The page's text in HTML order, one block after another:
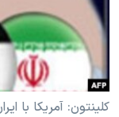
فرهنگ و زندگی
حقوق شهروندی
علم و فناوری
مستندها
انتخابات ریاست
حمله جمهوری
رمز مهسا
دنبال کنید
کلينتون: آمريکا با